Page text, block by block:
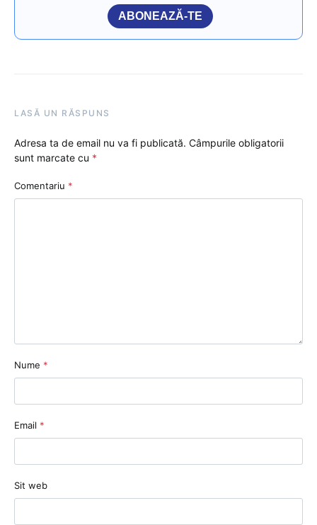
ABONEAZĂ-TE
LASĂ UN RĂSPUNS
Adresa ta de email nu va fi publicată. Câmpurile obligatorii
sunt marcate cu *
Comentariu *
Nume *
Email *
Sit web